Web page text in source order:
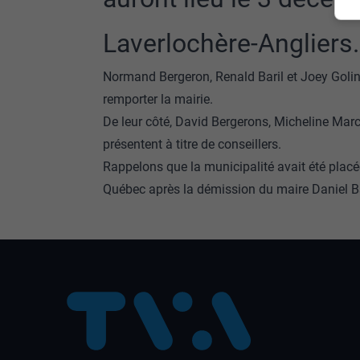
Laverlochère-Angliers.
Normand Bergeron, Renald Baril et Joey
remporter la mairie.
De leur côté, David Bergerons, Micheline
présentent à titre de conseillers.
Rappelons que la municipalité avait été
Québec après la démission du maire Daniel